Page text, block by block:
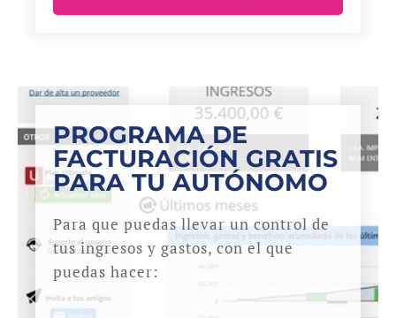
PROGRAMA DE
FACTURACIÓN GRATIS
PARA TU AUTÓNOMO
Para que puedas llevar un control de
tus ingresos y gastos, con el que
puedas hacer: